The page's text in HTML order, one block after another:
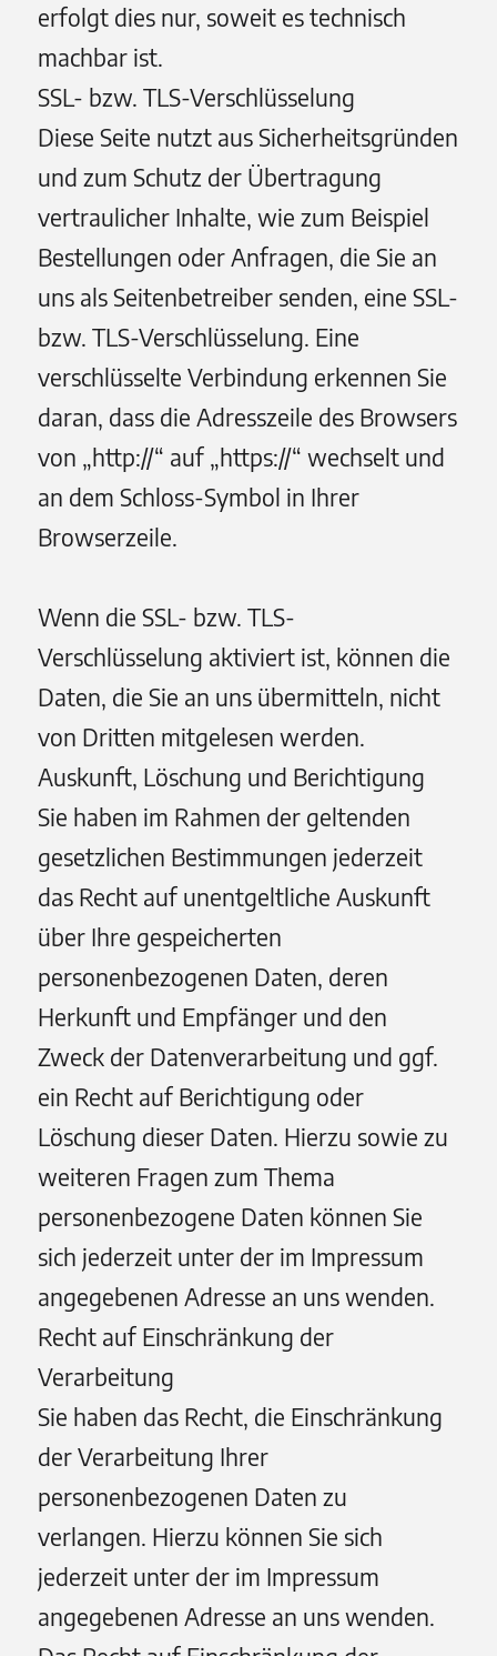
erfolgt dies nur, soweit es technisch
machbar ist.
SSL- bzw. TLS-Verschlüsselung
Diese Seite nutzt aus Sicherheitsgründen
und zum Schutz der Übertragung
vertraulicher Inhalte, wie zum Beispiel
Bestellungen oder Anfragen, die Sie an
uns als Seitenbetreiber senden, eine SSL-
bzw. TLS-Verschlüsselung. Eine
verschlüsselte Verbindung erkennen Sie
daran, dass die Adresszeile des Browsers
von „http://“ auf „https://“ wechselt und
an dem Schloss-Symbol in Ihrer
Browserzeile.
Wenn die SSL- bzw. TLS-
Verschlüsselung aktiviert ist, können die
Daten, die Sie an uns übermitteln, nicht
von Dritten mitgelesen werden.
Auskunft, Löschung und Berichtigung
Sie haben im Rahmen der geltenden
gesetzlichen Bestimmungen jederzeit
das Recht auf unentgeltliche Auskunft
über Ihre gespeicherten
personenbezogenen Daten, deren
Herkunft und Empfänger und den
Zweck der Datenverarbeitung und ggf.
ein Recht auf Berichtigung oder
Löschung dieser Daten. Hierzu sowie zu
weiteren Fragen zum Thema
personenbezogene Daten können Sie
sich jederzeit unter der im Impressum
angegebenen Adresse an uns wenden.
Recht auf Einschränkung der
Verarbeitung
Sie haben das Recht, die Einschränkung
der Verarbeitung Ihrer
personenbezogenen Daten zu
verlangen. Hierzu können Sie sich
jederzeit unter der im Impressum
angegebenen Adresse an uns wenden.